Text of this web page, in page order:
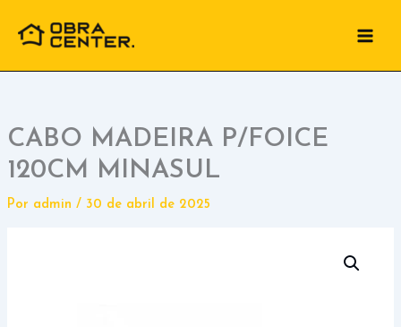
para
conteúdo
CABO MADEIRA P/FOICE
120CM MINASUL
Por admin / 30 de abril de 2025